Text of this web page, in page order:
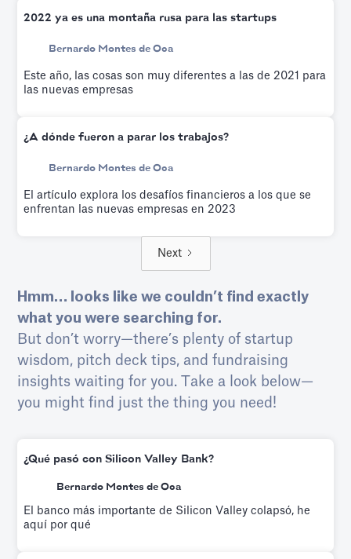
2022 ya es una montaña rusa para las startups
Bernardo Montes de Oca
Este año, las cosas son muy diferentes a las de 2021 para
las nuevas empresas
¿A dónde fueron a parar los trabajos?
Bernardo Montes de Oca
El artículo explora los desafíos financieros a los que se
enfrentan las nuevas empresas en 2023
Next
Hmm… looks like we couldn’t find exactly
what you were searching for.
But don’t worry—there’s plenty of startup
wisdom, pitch deck tips, and fundraising
insights waiting for you. Take a look below—
you might find just the thing you need!
¿Qué pasó con Silicon Valley Bank?
Bernardo Montes de Oca
El banco más importante de Silicon Valley colapsó, he
aquí por qué